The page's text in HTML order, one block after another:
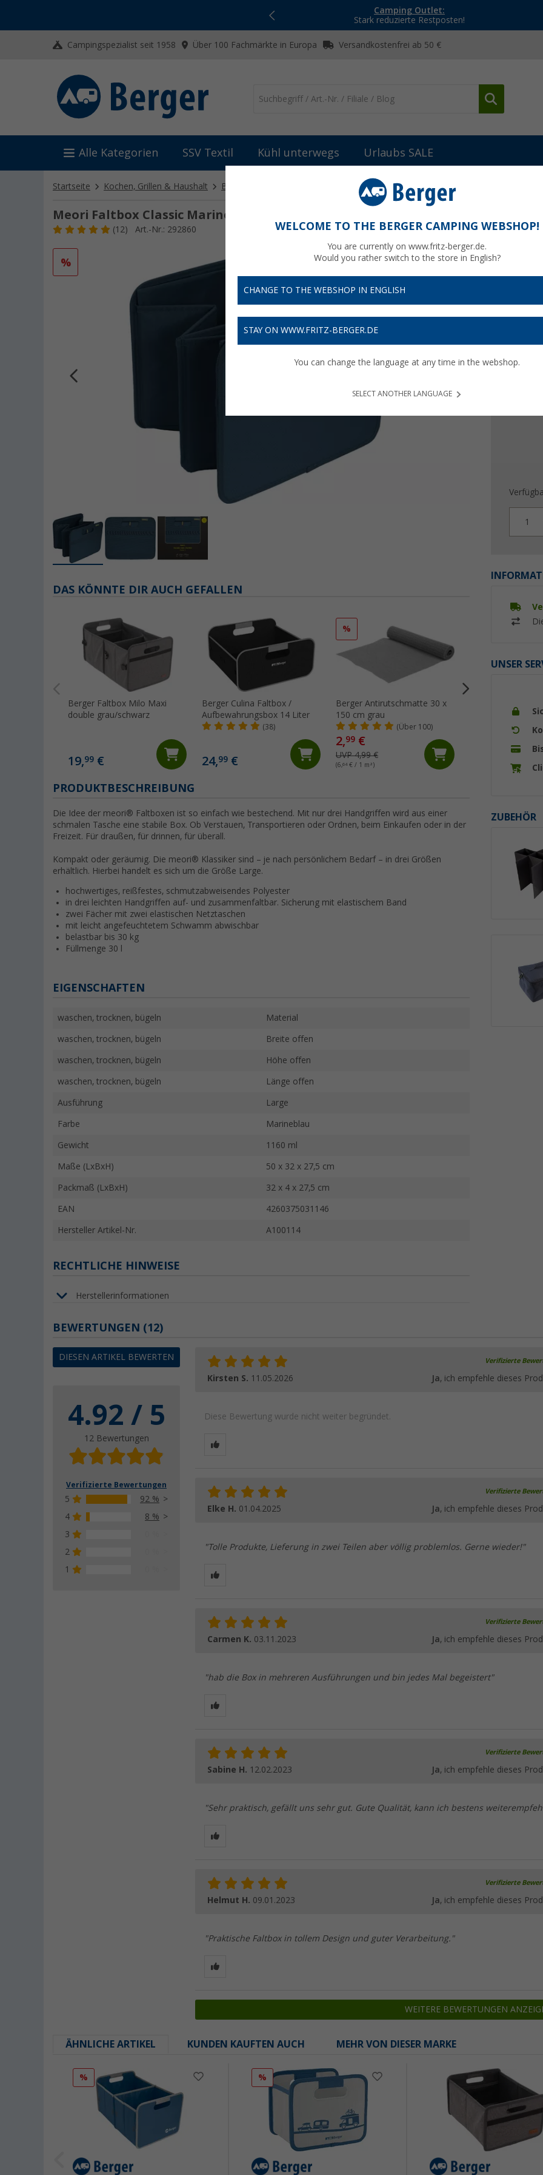
Camping Outlet:
Stark reduzierte Restposten!
Campingspezialist seit 1958 Über 100 Fachmärkte in Europa Versandkostenfrei ab 50 €
Alle Kategorien SSV Textil Kühl unterwegs Urlaubs SALE
Startseite Kochen, Grillen & Haushalt Behälter Meori Faltbox Classic Large 30 Liter
Meori Faltbox Classic Marineblau Large 30 Liter
(12) Art.-Nr.: 292860
%
35,
Bis zu
Farbe
1
UNSER
ZUBEHÖR
DAS KÖNNTE DIR AUCH GEFALLEN
Berger Faltbox Milo Maxi
double grau/schwarz
19,99 €
Berger Culina Faltbox /
Aufbewahrungsbox 14 Liter
(38)
24,99 €
%
Berger Antirutschmatte 30 x
150 cm grau
(Über 100)
2,99 €
UVP 4,99 €
(6,64 € / 1 m²)
(18)
UVP 13,99 €
PRODUKTBESCHREIBUNG
Die Idee der meori® Faltboxen ist so einfach wie bestechend. Mit nur drei Handgriffen wird aus einer
schmalen Tasche eine stabile Box. Ob Verstauen, Transportieren oder Ordnen, beim Einkaufen oder in der
Freizeit. Für draußen, für drinnen, für überall.
Kompakt oder geräumig. Die meori® Klassiker sind – je nach persönlichem Bedarf – in drei Größen
erhältlich. Hierbei handelt es sich um die Größe Large.
hochwertiges, reißfestes, schmutzabweisendes Polyester
in drei leichten Handgriffen auf- und zusammenfaltbar. Sicherung mit elastischem Band
zwei Fächer mit zwei elastischen Netztaschen
mit leicht angefeuchtetem Schwamm abwischbar
belastbar bis 30 kg
Füllmenge 30 l
EIGENSCHAFTEN
waschen, trocknen, bügeln Material
waschen, trocknen, bügeln Breite offen
waschen, trocknen, bügeln Höhe offen
waschen, trocknen, bügeln Länge offen
Ausführung Large
Farbe Marineblau
Gewicht 1160 ml
Maße (LxBxH) 50 x 32 x 27,5 cm
Packmaß (LxBxH) 32 x 4 x 27,5 cm
EAN 4260375031146
Hersteller Artikel-Nr. A100114
RECHTLICHE HINWEISE
Herstellerinformationen
BEWERTUNGEN (12)
DIESEN ARTIKEL BEWERTEN
4.92 / 5
12 Bewertungen
Verifizierte Bewertungen
5
92 %
4
8 %
3
2
1
Verifizierte
Kirsten S. 11.05.2026 Ja, ich empfehle dieses
Diese Bewertung wurde nicht weiter begründet.
Verifizierte
Elke H. 01.04.2025 Ja, ich empfehle dieses
"Tolle Produkte, Lieferung in zwei Teilen aber völlig problemlos. Gerne wieder!"
Verifizierte
Carmen K. 03.11.2023 Ja, ich empfehle dieses
"hab die Box in mehreren Ausführungen und bin jedes Mal begeistert"
Verifizierte
Sabine H. 12.02.2023 Ja, ich empfehle dieses
"Sehr praktisch, gefällt uns sehr gut. Gute Qualität, kann ich bestens
Verifizierte
Helmut H. 09.01.2023 Ja, ich empfehle dieses
"Praktische Faltbox in tollem Design und guter Verarbeitung."
WEITERE BEWERTUNGEN
ÄHNLICHE ARTIKEL KUNDEN KAUFTEN AUCH MEHR VON DIESER MARKE
% %
WELCOME TO THE BERGER CAMPING WEBSHOP!
You are currently on www.fritz-berger.de.
Would you rather switch to the store in English?
CHANGE TO THE WEBSHOP IN ENGLISH
STAY ON WWW.FRITZ-BERGER.DE
You can change the language at any time in the webshop.
SELECT ANOTHER LANGUAGE